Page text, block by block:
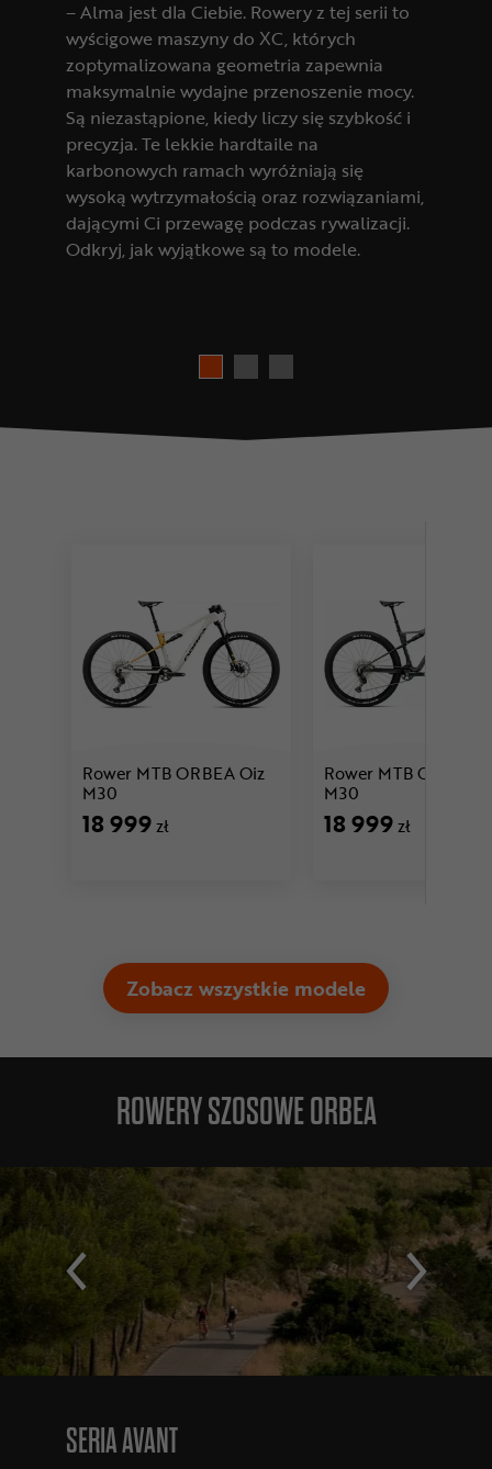
– Alma jest dla Ciebie. Rowery z tej serii to
wyścigowe maszyny do XC, których
zoptymalizowana geometria zapewnia
maksymalnie wydajne przenoszenie mocy.
Są niezastąpione, kiedy liczy się szybkość i
precyzja. Te lekkie hardtaile na
karbonowych ramach wyróżniają się
wysoką wytrzymałością oraz rozwiązaniami,
dającymi Ci przewagę podczas rywalizacji.
Odkryj, jak wyjątkowe są to modele.
Rower MTB ORBEA Oiz
M30
18 999zł
Rower MTB ORBEA
M30
18 999zł
Zobacz wszystkie modele
ROWERY SZOSOWE ORBEA
SERIA AVANT